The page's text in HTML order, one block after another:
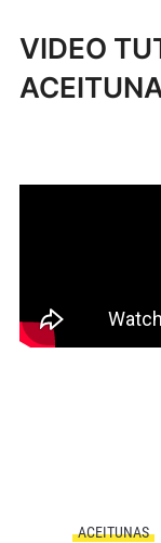
VIDEO
ACEITUNAS